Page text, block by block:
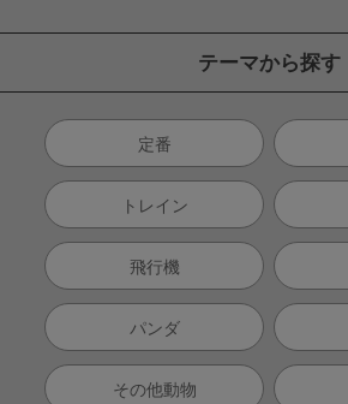
テーマから探す
定番
トレイン
飛行機
パンダ
その他動物